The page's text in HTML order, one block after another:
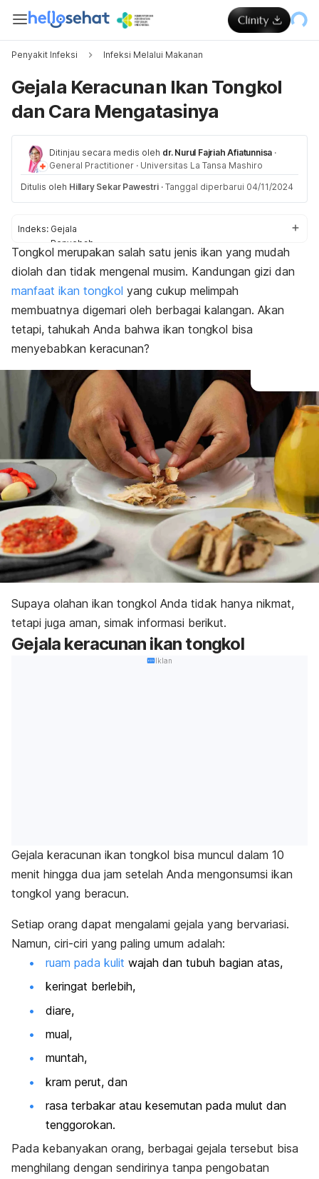
Penyakit Infeksi Infeksi Melalui Makanan
Gejala Keracunan Ikan Tongkol
dan Cara Mengatasinya
Ditinjau secara medis oleh dr. Nurul Fajriah Afiatunnisa ·
General Practitioner · Universitas La Tansa Mashiro
Ditulis oleh Hillary Sekar Pawestri · Tanggal diperbarui 04/11/2024
Indeks: Gejala
Penyebab
Penanganan
Pencegahan
Tongkol merupakan salah satu jenis ikan yang mudah
diolah dan tidak mengenal musim. Kandungan gizi dan
manfaat ikan tongkol yang cukup melimpah
membuatnya digemari oleh berbagai kalangan. Akan
tetapi, tahukah Anda bahwa ikan tongkol bisa
menyebabkan keracunan?
Supaya olahan ikan tongkol Anda tidak hanya nikmat,
tetapi juga aman, simak informasi berikut.
Gejala keracunan ikan tongkol
Iklan
Gejala keracunan ikan tongkol bisa muncul dalam 10
menit hingga dua jam setelah Anda mengonsumsi ikan
tongkol yang beracun.
Setiap orang dapat mengalami gejala yang bervariasi.
Namun, ciri-ciri yang paling umum adalah:
ruam pada kulit wajah dan tubuh bagian atas,
keringat berlebih,
diare,
mual,
muntah,
kram perut, dan
rasa terbakar atau kesemutan pada mulut dan
tenggorokan.
Pada kebanyakan orang, berbagai gejala tersebut bisa
menghilang dengan sendirinya tanpa pengobatan